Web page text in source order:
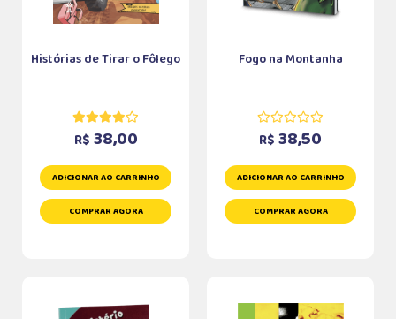
Histórias de Tirar o Fôlego
R$ 38,00
ADICIONAR AO CARRINHO
COMPRAR AGORA
Fogo na Montanha
R$ 38,50
ADICIONAR AO CARRINHO
COMPRAR AGORA